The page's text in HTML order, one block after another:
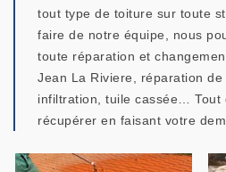
tout type de toiture sur toute
faire de notre équipe, nous
toute réparation et
Jean La Riviere, réparation
infiltration, tuile cassée… Tout
récupérer en faisant votre